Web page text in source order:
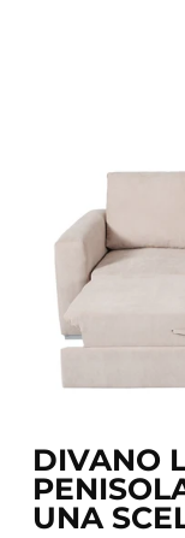
DIVANO
UNA